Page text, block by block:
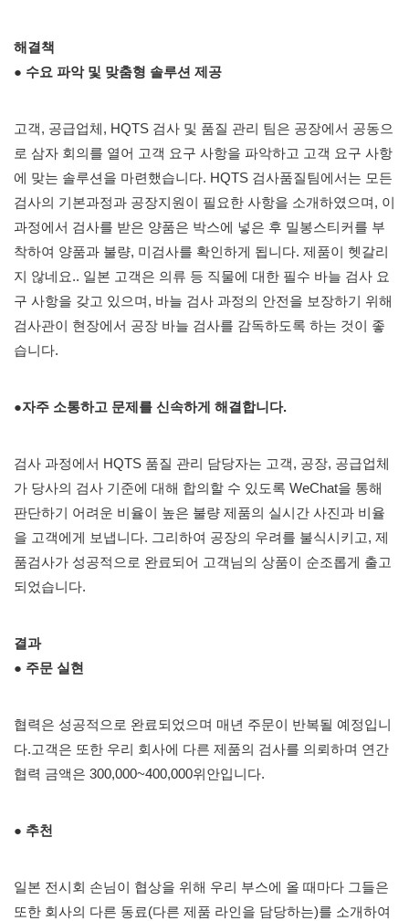
해결책
● 수요 파악 및 맞춤형 솔루션 제공
고객, 공급업체, HQTS 검사 및 품질 관리 팀은 공장에서 공동으
로 삼자 회의를 열어 고객 요구 사항을 파악하고 고객 요구 사항
에 맞는 솔루션을 마련했습니다. HQTS 검사품질팀에서는 모든
검사의 기본과정과 공장지원이 필요한 사항을 소개하였으며, 이
과정에서 검사를 받은 양품은 박스에 넣은 후 밀봉스티커를 부
착하여 양품과 불량, 미검사를 확인하게 됩니다. 제품이 헷갈리
지 않네요.. 일본 고객은 의류 등 직물에 대한 필수 바늘 검사 요
구 사항을 갖고 있으며, 바늘 검사 과정의 안전을 보장하기 위해
검사관이 현장에서 공장 바늘 검사를 감독하도록 하는 것이 좋
습니다.
●자주 소통하고 문제를 신속하게 해결합니다.
검사 과정에서 HQTS 품질 관리 담당자는 고객, 공장, 공급업체
가 당사의 검사 기준에 대해 합의할 수 있도록 WeChat을 통해
판단하기 어려운 비율이 높은 불량 제품의 실시간 사진과 비율
을 고객에게 보냅니다. 그리하여 공장의 우려를 불식시키고, 제
품검사가 성공적으로 완료되어 고객님의 상품이 순조롭게 출고
되었습니다.
결과
● 주문 실현
협력은 성공적으로 완료되었으며 매년 주문이 반복될 예정입니
다.고객은 또한 우리 회사에 다른 제품의 검사를 의뢰하며 연간
협력 금액은 300,000~400,000위안입니다.
● 추천
일본 전시회 손님이 협상을 위해 우리 부스에 올 때마다 그들은
또한 회사의 다른 동료(다른 제품 라인을 담당하는)를 소개하여